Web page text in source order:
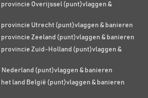
provincie Overijssel (punt)vlaggen &
provincie Utrecht (punt)vlaggen & banieren
provincie Zeeland (punt)vlaggen & banieren
provincie Zuid-Holland (punt)vlaggen &
(punt)vlaggen & banieren
het land België (punt)vlaggen & banieren